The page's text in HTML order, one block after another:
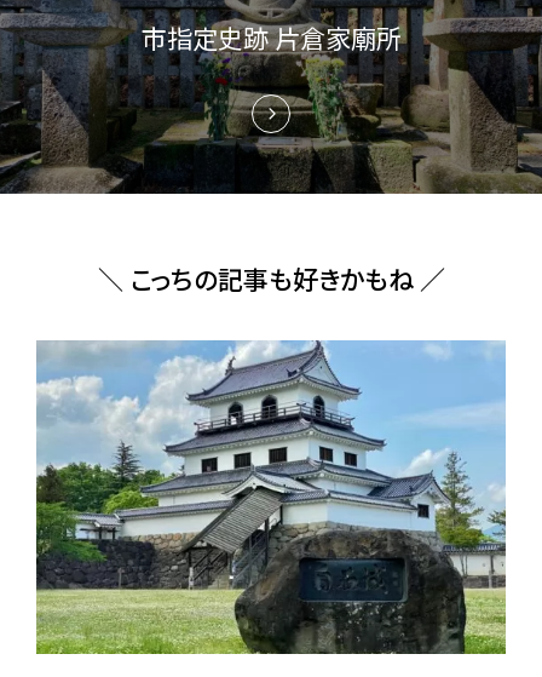
市指定史跡 片倉家廟所
＼ こっちの記事も好きかもね ／